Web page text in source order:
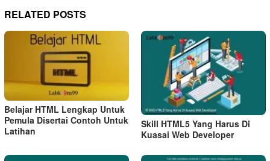
RELATED POSTS
Belajar HTML Lengkap Untuk
Pemula Disertai Contoh Untuk
Latihan
Skill HTML5 Yang Harus Di
Kuasai Web Developer